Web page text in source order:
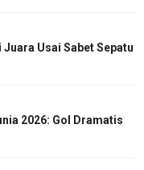
Usai Sabet Sepatu
2026: Gol Dramatis